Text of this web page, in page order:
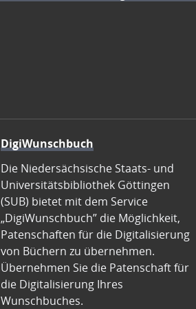
DigiWunschbuch
Die Niedersächsische Staats- und
Universitätsbibliothek Göttingen
(SUB) bietet mit dem Service
„DigiWunschbuch” die Möglichkeit,
Patenschaften für die Digitalisierung
von Büchern zu übernehmen.
Übernehmen Sie die Patenschaft für
die Digitalisierung Ihres
Wunschbuches.